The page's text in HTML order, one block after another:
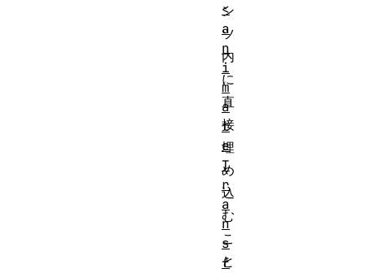
ン
ツ
内
に
直
接
埋
め
込
む
こ
と
<
a
n
i
m
a
t
e
T
r
a
n
s
f